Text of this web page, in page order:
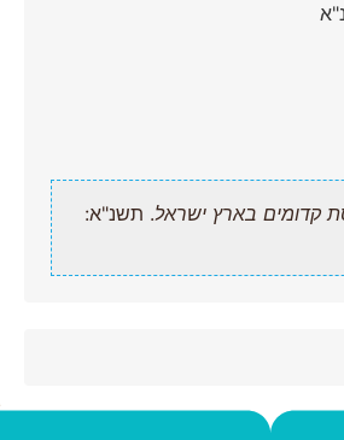
קדומים בארץ ישראל. תשנ"א: